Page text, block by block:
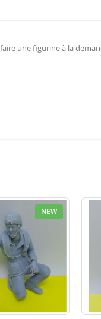
une figurine à la
NEW